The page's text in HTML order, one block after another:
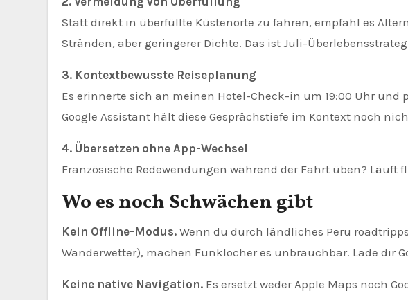
Statt direkt in überfüllte Küstenorte zu fahren, empfahl es
Stränden, aber geringerer Dichte. Das ist Juli-
3. Kontextbewusste Reiseplanung
Es erinnerte sich an meinen Hotel-Check-in um 19:00 Uhr und
Google Assistant hält diese Gesprächstiefe im Kontext noch
4. Übersetzen ohne App-Wechsel
Französische Redewendungen während der Fahrt üben? Läuft
Wo es noch Schwächen gibt
Kein Offline-Modus. Wenn du durch ländliches Peru
Wanderwetter), machen Funklöcher es unbrauchbar. Lade dir
Keine native Navigation. Es ersetzt weder Apple Maps noch